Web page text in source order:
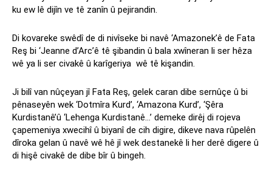
ku ew lê dijîn ve tê zanîn û pejirandin.
Di kovareke swêdî de di nivîseke bi navê ‘Amazonek’ê de Fata
Reş bi ‘Jeanne d’Arc’ê tê şibandin û bala xwîneran li ser hêza
wê ya li ser civakê û karîgeriya wê tê kişandin.
Ji bilî van nûçeyan jî Fata Reş, gelek caran dibe sernûçe û bi
pênaseyên wek ‘Dotmîra Kurd’, ‘Amazona Kurd’, ‘Şêra
Kurdistanê’û ‘Lehenga Kurdistanê…’ demeke dirêj di rojeva
çapemeniya xwecihî û biyanî de cih digire, dikeve nava rûpelên
dîroka gelan û navê wê hê jî wek destanekê li her derê digere û
di hişê civakê de dibe bîr û bingeh.